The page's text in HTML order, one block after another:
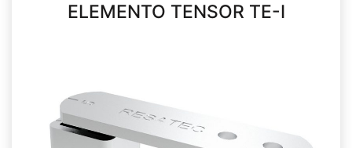
ELEMENTO TENSOR TE-I